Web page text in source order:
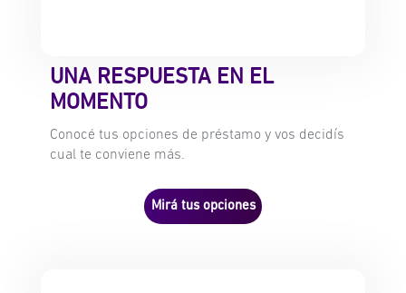
UNA RESPUESTA EN EL
MOMENTO
Conocé tus opciones de préstamo y vos decidís
cual te conviene más.
Mirá tus opciones